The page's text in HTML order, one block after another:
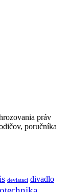
práv
poručníka
deviataci divadlo